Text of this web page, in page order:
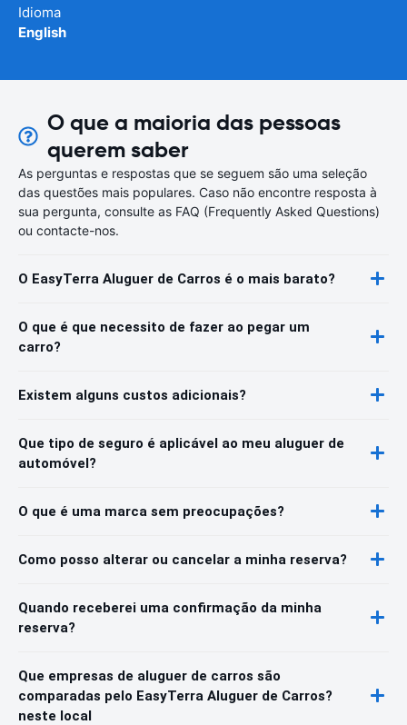
Idioma
English
O que a maioria das pessoas
querem saber
As perguntas e respostas que se seguem são uma seleção
das questões mais populares. Caso não encontre resposta à
sua pergunta, consulte as FAQ (Frequently Asked Questions)
ou contacte-nos.
O EasyTerra Aluguer de Carros é o mais barato?
O que é que necessito de fazer ao pegar um
carro?
Existem alguns custos adicionais?
Que tipo de seguro é aplicável ao meu aluguer de
automóvel?
O que é uma marca sem preocupações?
Como posso alterar ou cancelar a minha reserva?
Quando receberei uma confirmação da minha
reserva?
Que empresas de aluguer de carros são
comparadas pelo EasyTerra Aluguer de Carros?
neste local